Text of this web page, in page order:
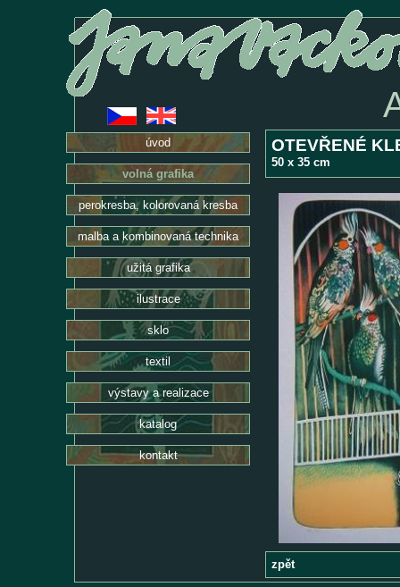
OTEVŘENÉ
50 x 35 cm
zpět
úvod
volná grafika
perokresba, kolorovaná kresba
malba a kombinovaná technika
užitá grafika
ilustrace
sklo
textil
výstavy a realizace
katalog
kontakt